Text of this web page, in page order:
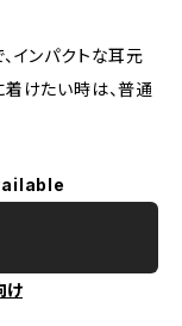
インパクトな耳元
着けたい時は、普通
け